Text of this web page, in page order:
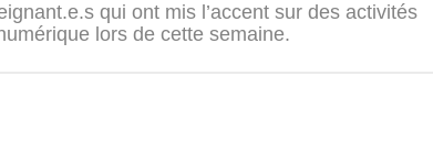
qui ont mis l’accent sur des activités
lors de cette semaine.